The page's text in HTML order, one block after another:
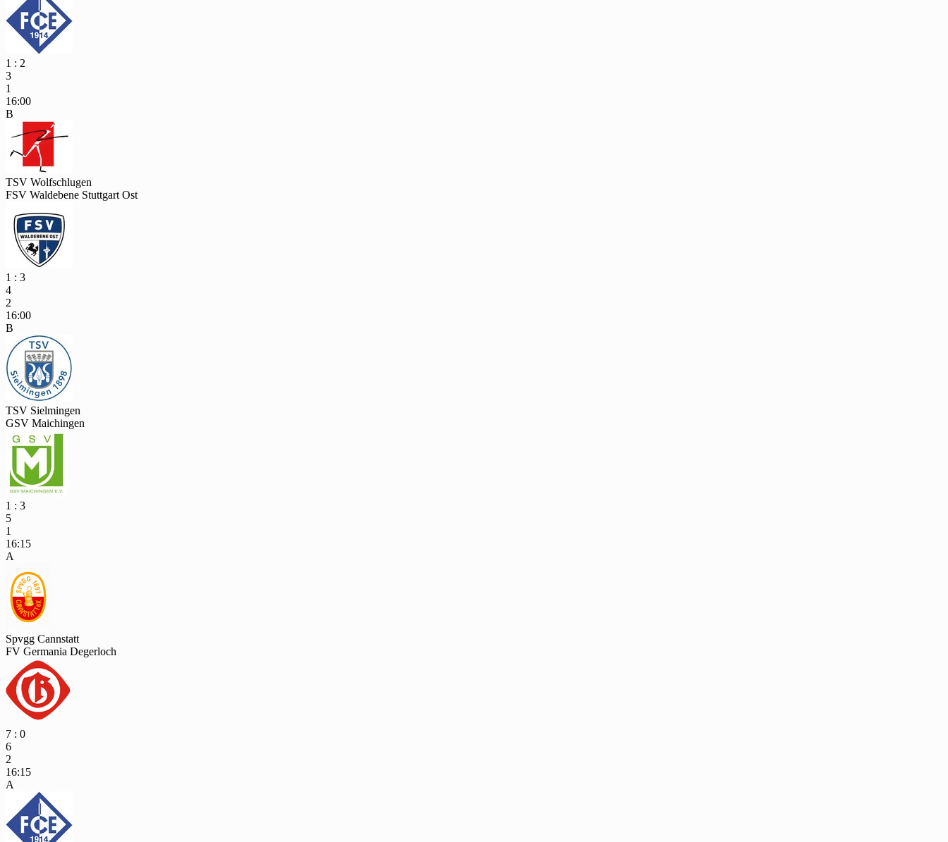
1 : 2
3
1
16:00
B
TSV Wolfschlugen
FSV Waldebene Stuttgart Ost
1 : 3
4
2
16:00
B
TSV Sielmingen
GSV Maichingen
1 : 3
5
1
16:15
A
Spvgg Cannstatt
FV Germania Degerloch
7 : 0
6
2
16:15
A